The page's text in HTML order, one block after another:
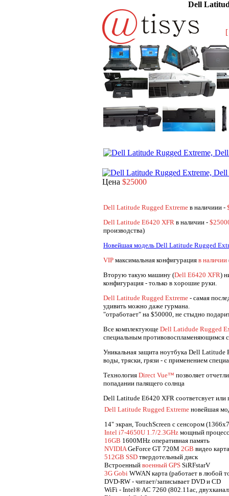
Dell
[
Цена $25000
Dell Latitude Rugged Extreme в наличиии -
Dell Latitude E6420 XFR в наличии -
производства)
Новейшая модель Dell Latitude Rugged
VIP максимальная конфигурация в наличии
Вторую такую машину (Dell E6420 XFR)
конфигурация - только в хорошие руки.
Dell Latitude Rugged Extreme - самая
удивить можно даже гурмана.
"отработает" на $50000, не стыдно
Все комплектующе Dell Latidude Rugged
специальным противовоспламеняющимся
Уникальная защита ноутбука Dell
воды, тряски, грязи - с применением
Технология Direct Vue™ позволяет
попадании палящего солнца
Dell Latitude E6420 XFR соответсвует
Dell Latitude Rugged Extreme новейшая
14" экран, TouchScreen с сенсором
Intel i7-4650U 1.7/2.3GHz мощный
16GB 1600MHz оперативная память
NVIDIAGeForce GT 720M 2GB видео карта
512GB SSD твердотельный диск
Встроенный военный GPS SiRFstarV
3G Gobi WWAN карта (работает в любой
DVD-RW - читает/записывает DVD и CD
WiFi - Intel® AC 7260 (802.11ac,